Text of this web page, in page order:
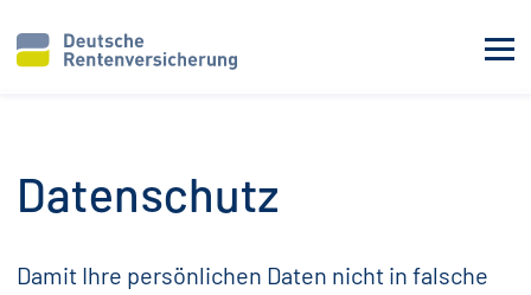
Datenschutz
Damit Ihre persönlichen Daten nicht in falsche